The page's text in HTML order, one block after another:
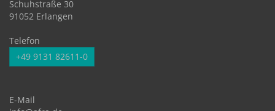
Schuhstraße 30
91052 Erlangen
Telefon
+49 9131 82611-0
E-Mail